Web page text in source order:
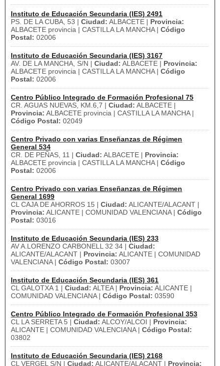
Instituto de Educación Secundaria (IES) 2491
PS. DE LA CUBA, 53 | Ciudad: ALBACETE | Provincia:
ALBACETE provincia | CASTILLA LA MANCHA | Código
Postal: 02006
Instituto de Educación Secundaria (IES) 3167
AV. DE LA MANCHA, S/N | Ciudad: ALBACETE | Provincia:
ALBACETE provincia | CASTILLA LA MANCHA | Código
Postal: 02006
Centro Público Integrado de Formación Profesional 75
CR. AGUAS NUEVAS, KM.6,7 | Ciudad: ALBACETE |
Provincia: ALBACETE provincia | CASTILLA LA MANCHA |
Código Postal: 02049
Centro Privado con varias Enseñanzas de Régimen
General 534
CR. DE PEÑAS, 11 | Ciudad: ALBACETE | Provincia:
ALBACETE provincia | CASTILLA LA MANCHA | Código
Postal: 02006
Centro Privado con varias Enseñanzas de Régimen
General 1699
CL CAJA DE AHORROS 15 | Ciudad: ALICANTE/ALACANT |
Provincia: ALICANTE | COMUNIDAD VALENCIANA | Código
Postal: 03016
Instituto de Educación Secundaria (IES) 233
AV A.LORENZO CARBONELL 32 34 | Ciudad:
ALICANTE/ALACANT | Provincia: ALICANTE | COMUNIDAD
VALENCIANA | Código Postal: 03007
Instituto de Educación Secundaria (IES) 361
CL GALOTXA 1 | Ciudad: ALTEA | Provincia: ALICANTE |
COMUNIDAD VALENCIANA | Código Postal: 03590
Centro Público Integrado de Formación Profesional 353
CL LA SERRETA 5 | Ciudad: ALCOY/ALCOI | Provincia:
ALICANTE | COMUNIDAD VALENCIANA | Código Postal:
03802
Instituto de Educación Secundaria (IES) 2168
CL VERGEL S/N | Ciudad: ALICANTE/ALACANT | Provincia: